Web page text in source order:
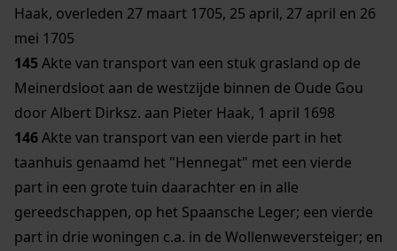
Haak, overleden 27 maart 1705, 25 april, 27 april en 26
mei 1705
145Akte van transport van een stuk grasland op de
Meinerdsloot aan de westzijde binnen de Oude Gou
door Albert Dirksz. aan Pieter Haak, 1 april 1698
146Akte van transport van een vierde part in het
taanhuis genaamd het "Hennegat" met een vierde
part in een grote tuin daarachter en in alle
gereedschappen, op het Spaansche Leger; een vierde
part in drie woningen c.a. in de Wollenweversteiger; en